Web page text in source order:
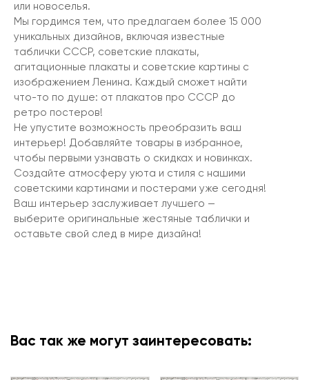
или новоселья.
Мы гордимся тем, что предлагаем более 15 000
уникальных дизайнов, включая известные
таблички СССР, советские плакаты,
агитационные плакаты и советские картины с
изображением Ленина. Каждый сможет найти
что-то по душе: от плакатов про СССР до
ретро постеров!
Не упустите возможность преобразить ваш
интерьер! Добавляйте товары в избранное,
чтобы первыми узнавать о скидках и новинках.
Создайте атмосферу уюта и стиля с нашими
советскими картинами и постерами уже сегодня!
Ваш интерьер заслуживает лучшего —
выберите оригинальные жестяные таблички и
оставьте свой след в мире дизайна!
Вас так же могут заинтересовать: